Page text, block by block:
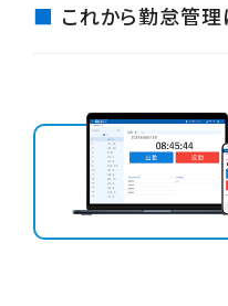
これから勤怠管